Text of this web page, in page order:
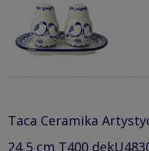
Taca Ceramika
24,5 cm T400